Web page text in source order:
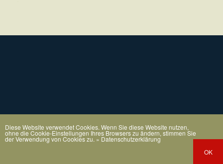
Diese Website verwendet Cookies. Wenn Sie diese Website nutzen,
ohne die Cookie-Einstellungen Ihres Browsers zu ändern, stimmen Sie
der Verwendung von Cookies zu. » Datenschutzerklärung
OK